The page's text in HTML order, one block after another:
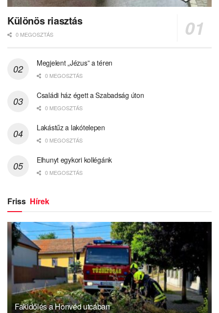
Különös riasztás
0 MEGOSZTÁS
Megjelent „Jézus” a téren
0 MEGOSZTÁS
Családi ház égett a Szabadság úton
0 MEGOSZTÁS
Lakástűz a lakótelepen
0 MEGOSZTÁS
Elhunyt egykori kollégánk
0 MEGOSZTÁS
Friss Hírek
Fakidőlés a Honvéd utcában